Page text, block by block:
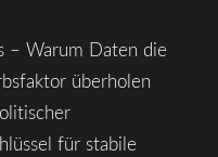
– Warum Daten die
überholen
für stabile